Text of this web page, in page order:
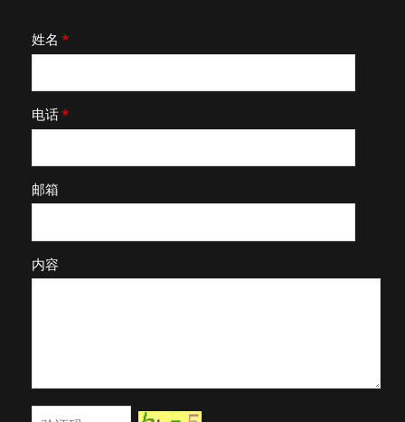
姓名 *
电话*
邮箱
内容